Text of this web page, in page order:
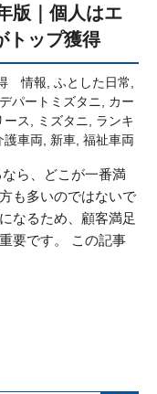
版｜個人はエ
トップ獲得
情報 ,ふとした日常
パートミズタニ
カー
ース ミズタニ
ランキ
護車両 新車 ,福祉車両
ら、どこが一番満
も多いのではないで
なるため、顧客満足
要です。 この記事